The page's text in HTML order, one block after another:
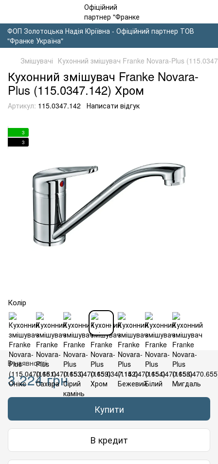
ФОП Золотоцька Надія Юріївна - Офіційний партнер ТОВ
"Франке Україна"
Змішувачі Кухонний змішувач Franke Novara-Plus
Кухонний змішувач Franke Novara-
Plus (115.0347.142) Хром
Артикул: 115.0347.142 Написати відгук
3
3
Колір
В наявності
3 224 грн
Купити
В кредит